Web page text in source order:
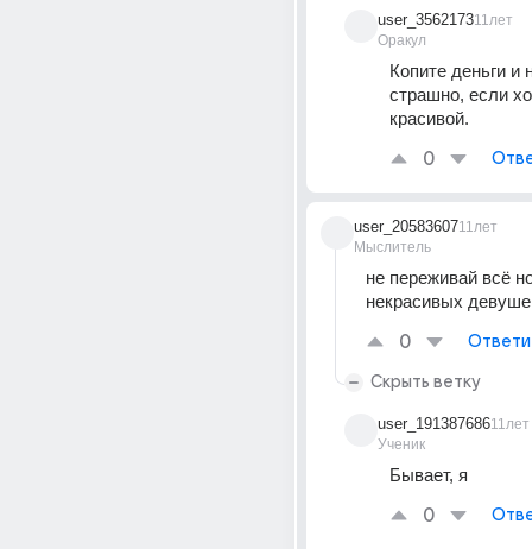
user_3562173
Оракул
11лет
Копите деньги и
страшно, если
красивой.
0
user_20583607
Мыслитель
11лет
не переживай всё
некрасивых
0
Скрыть ветку
user_191387686
Ученик
11лет
Бывает, я
0